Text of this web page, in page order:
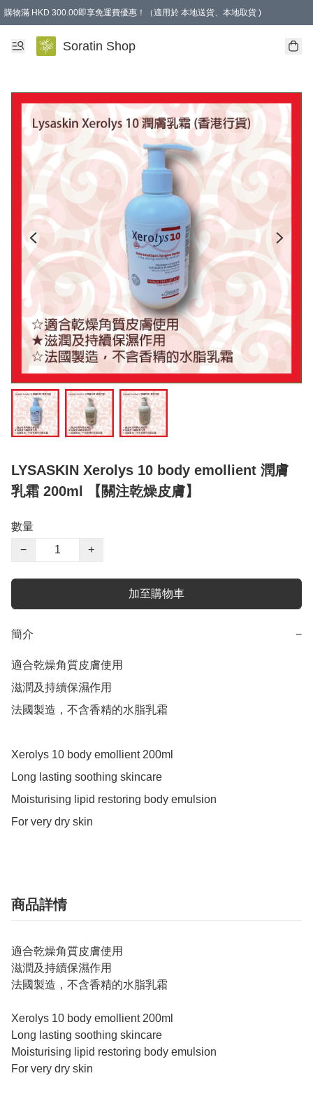
購物滿 HKD 300.00即享免運費優惠！（適用於 本地送貨、本地取貨 )
Soratin Shop
LYSASKIN Xerolys 10 body emollient 潤膚
乳霜 200ml 【關注乾燥皮膚】
數量
−
+
加至購物車
簡介 −
適合乾燥角質皮膚使用
滋潤及持續保濕作用
法國製造，不含香精的水脂乳霜
Xerolys 10 body emollient 200ml
Long lasting soothing skincare
Moisturising lipid restoring body emulsion
For very dry skin
商品詳情
適合乾燥角質皮膚使用
滋潤及持續保濕作用
法國製造，不含香精的水脂乳霜
Xerolys 10 body emollient 200ml
Long lasting soothing skincare
Moisturising lipid restoring body emulsion
For very dry skin